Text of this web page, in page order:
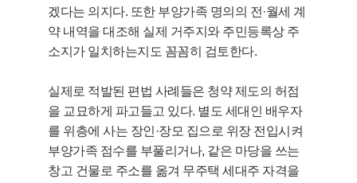
겠다는 의지다. 또한 부양가족 명의의 전·월세 계
약 내역을 대조해 실제 거주지와 주민등록상 주
소지가 일치하는지도 꼼꼼히 검토한다.
실제로 적발된 편법 사례들은 청약 제도의 허점
을 교묘하게 파고들고 있다. 별도 세대인 배우자
를 위층에 사는 장인·장모 집으로 위장 전입시켜
부양가족 점수를 부풀리거나, 같은 마당을 쓰는
창고 건물로 주소를 옮겨 무주택 세대주 자격을